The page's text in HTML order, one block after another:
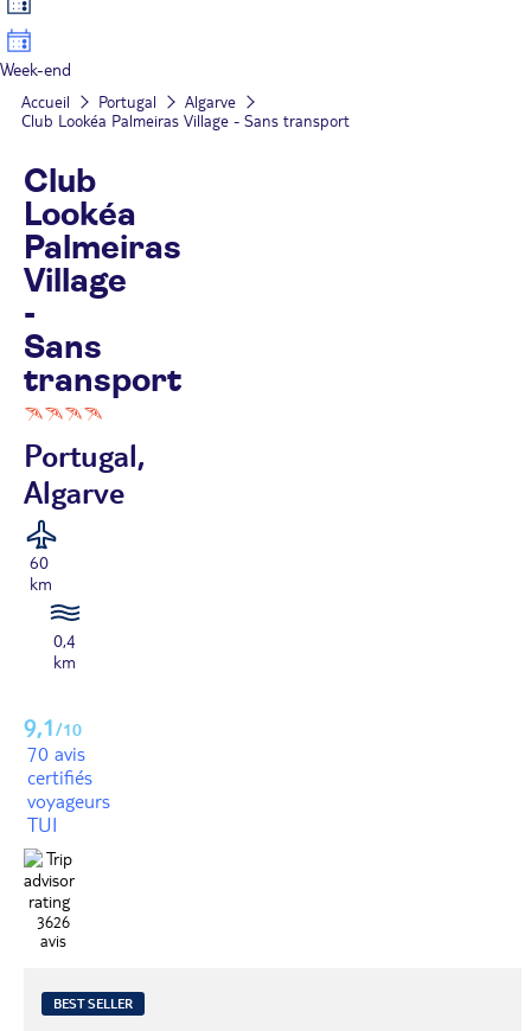
Week-end
Accueil Portugal
Algarve
Club Lookéa Palmeiras Village - Sans transport
Club
Lookéa
Palmeiras
Village
-
Sans
transport
Portugal,
Algarve
60
km
0,4
km
9,1/10
70 avis
certifiés
voyageurs
TUI
3626
avis
BEST SELLER